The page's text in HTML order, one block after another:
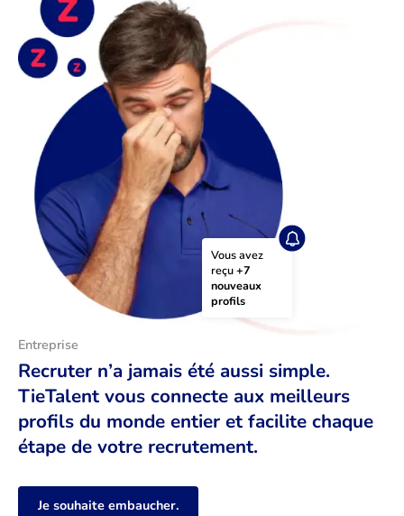
Vous avez
reçu +7
nouveaux
profils
Entreprise
Recruter n’a jamais été aussi simple.
TieTalent vous connecte aux meilleurs
profils du monde entier et facilite chaque
étape de votre recrutement.
Je souhaite embaucher.